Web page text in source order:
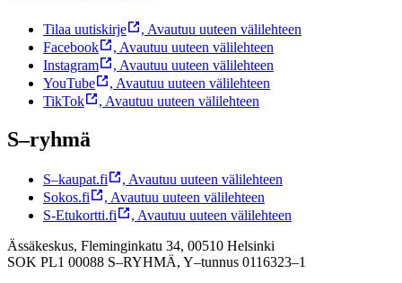
Tilaa uutiskirje , Avautuu uuteen välilehteen
Facebook
, Avautuu uuteen välilehteen
Instagram
, Avautuu uuteen välilehteen
YouTube
, Avautuu uuteen välilehteen
TikTok
, Avautuu uuteen välilehteen
S–ryhmä
S–kaupat.fi , Avautuu uuteen välilehteen
Sokos.fi
, Avautuu uuteen välilehteen
S-Etukortti.fi
, Avautuu uuteen välilehteen
Ässäkeskus, Fleminginkatu 34, 00510 Helsinki
SOK PL1 00088 S–RYHMÄ, Y–tunnus 0116323–1